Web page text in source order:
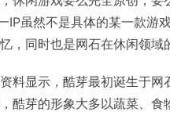
IP虽然不是具体的某一款游
，同时也是网石在休闲领域
料显示，酷芽最初诞生于
酷芽的形象大多以蔬菜、食